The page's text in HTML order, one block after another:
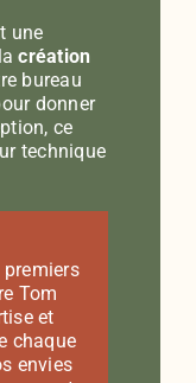
une
création
bureau
donner
ce
technique
premiers
Tom
et
chaque
envies